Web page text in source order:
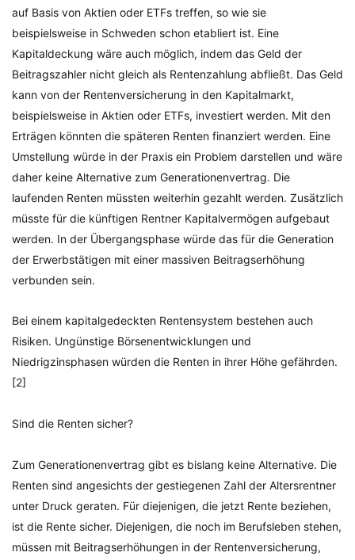
auf Basis von Aktien oder ETFs treffen, so wie sie
beispielsweise in Schweden schon etabliert ist. Eine
Kapitaldeckung wäre auch möglich, indem das Geld der
Beitragszahler nicht gleich als Rentenzahlung abfließt. Das Geld
kann von der Rentenversicherung in den Kapitalmarkt,
beispielsweise in Aktien oder ETFs, investiert werden. Mit den
Erträgen könnten die späteren Renten finanziert werden. Eine
Umstellung würde in der Praxis ein Problem darstellen und wäre
daher keine Alternative zum Generationenvertrag. Die
laufenden Renten müssten weiterhin gezahlt werden. Zusätzlich
müsste für die künftigen Rentner Kapitalvermögen aufgebaut
werden. In der Übergangsphase würde das für die Generation
der Erwerbstätigen mit einer massiven Beitragserhöhung
verbunden sein.
Bei einem kapitalgedeckten Rentensystem bestehen auch
Risiken. Ungünstige Börsenentwicklungen und
Niedrigzinsphasen würden die Renten in ihrer Höhe gefährden.
[2]
Sind die Renten sicher?
Zum Generationenvertrag gibt es bislang keine Alternative. Die
Renten sind angesichts der gestiegenen Zahl der Altersrentner
unter Druck geraten. Für diejenigen, die jetzt Rente beziehen,
ist die Rente sicher. Diejenigen, die noch im Berufsleben stehen,
müssen mit Beitragserhöhungen in der Rentenversicherung,